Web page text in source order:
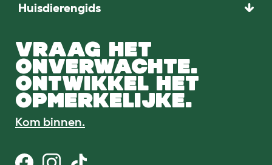
Huisdierengids
VRAAG HET
ONVERWACHTE.
ONTWIKKEL HET
OPMERKELIJKE.
Kom binnen.